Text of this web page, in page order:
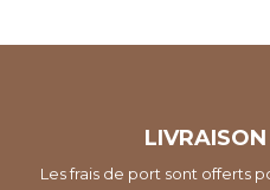
Les frais de port sont offerts